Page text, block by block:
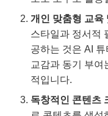
개인 맞춤형 교육
스타일과 정서적
공하는 것은 AI
교감과 동기 부여
적입니다.
독창적인 콘텐츠